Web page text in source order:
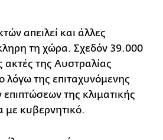
απειλεί και άλλες
τη χώρα. Σχεδόν 39.000
ακτές της Αυστραλίας
λόγω της επιταχυνόμενης
της κλιματικής
κυβερνητικό.